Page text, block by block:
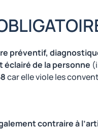
préventif,
de la personne
car elle viole les
contraire à